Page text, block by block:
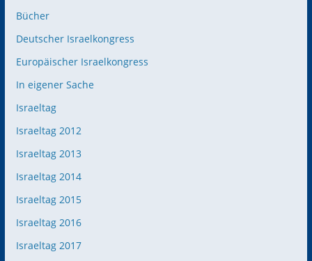
Bücher
Deutscher Israelkongress
Europäischer Israelkongress
In eigener Sache
Israeltag
Israeltag 2012
Israeltag 2013
Israeltag 2014
Israeltag 2015
Israeltag 2016
Israeltag 2017